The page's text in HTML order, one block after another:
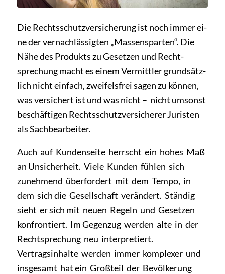
Die Rechtsschutzversicherung ist noch immer ei­
ne der vernachlässigten „Massensparten“. Die
Nähe des Produkts zu Gesetzen und Recht­
sprechung macht es einem Vermittler grundsätz­
lich nicht einfach, zweifelsfrei sagen zu können,
was versichert ist und was nicht – ­ nicht umsonst
beschäftigen Rechtsschutzversicherer Juristen
als Sachbearbeiter.
Auch auf Kundenseite herrscht ein hohes Maß
an Unsicherheit. Viele Kunden fühlen sich
zuneh­mend überfordert mit dem Tempo, in
dem sich die Gesellschaft verändert. Ständig
sieht er sich mit neuen Regeln und Gesetzen
konfrontiert. Im Gegenzug werden alte in der
Rechtsprechung neu interpretiert.
Vertragsinhalte werden immer komple­xer und
insgesamt hat ein Großteil der Bevölkerung